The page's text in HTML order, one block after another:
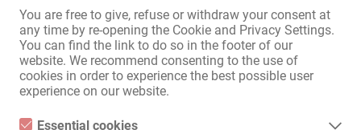
You are free to give, refuse or withdraw your consent at
any time by re-opening the Cookie and Privacy Settings.
You can find the link to do so in the footer of our
website. We recommend consenting to the use of
cookies in order to experience the best possible user
experience on our website.
Essential cookies
Интернет: Включена интернет връзка
чрез безжична мрежа
в дома:
Пералня,Сушилня
Заключващи се шкафчета за
ценни предмети
за общо ползване